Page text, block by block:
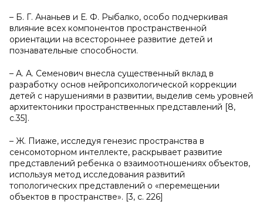
– Б. Г. Ананьев и Е. Ф. Рыбалко, особо подчеркивая
влияние всех компонентов пространственной
ориентации на всестороннее развитие детей и
познавательные способности.
– А. А. Семенович внесла существенный вклад в
разработку основ нейропсихологической коррекции
детей с нарушениями в развитии, выделив семь уровней
архитектоники пространственных представлений [8,
с.35].
– Ж. Пиаже, исследуя генезис пространства в
сенсомоторном интеллекте, раскрывает развитие
представлений ребенка о взаимоотношениях объектов,
используя метод исследования развитий
топологических представлений о «перемещении
объектов в пространстве». [3, с. 226]